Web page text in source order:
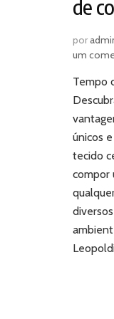
de
por
um
Tempo
únicos
tecido
compor